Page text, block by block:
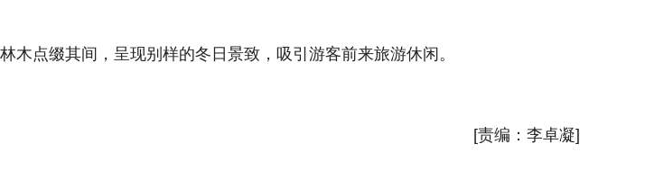
点缀其间，呈现别样的冬日景致，吸引游客前来旅游休闲。
[责编：李卓凝]